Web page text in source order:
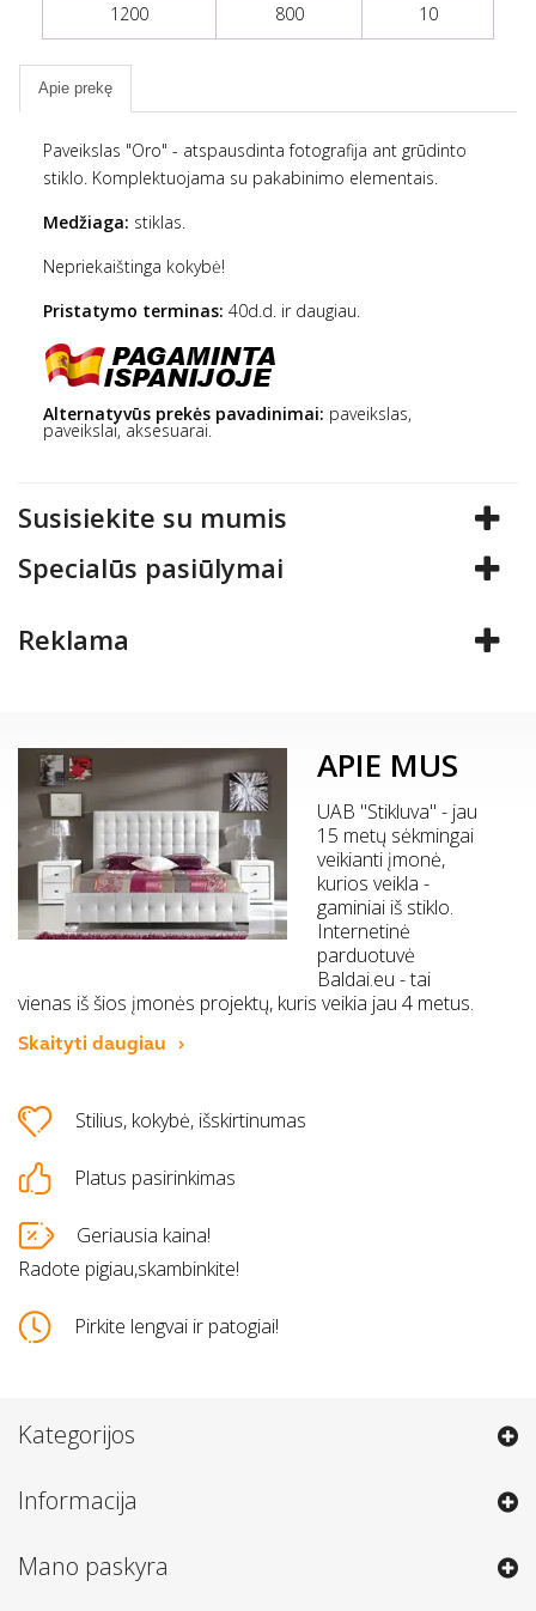
1200 800 10
Apie prekę
Paveikslas "Oro" - atspausdinta fotografija ant grūdinto
stiklo. Komplektuojama su pakabinimo elementais.
Medžiaga: stiklas.
Nepriekaištinga kokybė!
Pristatymo terminas: 40d.d. ir daugiau.
Alternatyvūs prekės pavadinimai: paveikslas,
paveikslai, aksesuarai.
Susisiekite su mumis
Specialūs pasiūlymai
Reklama
APIE MUS
UAB "Stikluva" - jau
15 metų sėkmingai
veikianti įmonė,
kurios veikla -
gaminiai iš stiklo.
Internetinė
parduotuvė
Baldai.eu - tai
vienas iš šios įmonės projektų, kuris veikia jau 4 metus.
Skaityti daugiau
Stilius, kokybė, išskirtinumas
Platus pasirinkimas
Geriausia kaina!
Radote pigiau,skambinkite!
Pirkite lengvai ir patogiai!
Kategorijos
Informacija
Mano paskyra